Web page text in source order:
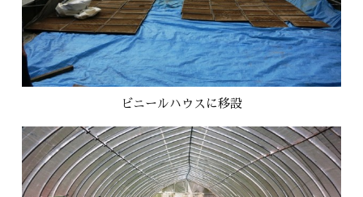
ビニールハウスに移設